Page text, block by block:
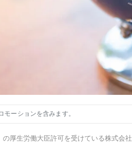
ーションを含みます。
の厚生労働大臣許可を受けている株式会